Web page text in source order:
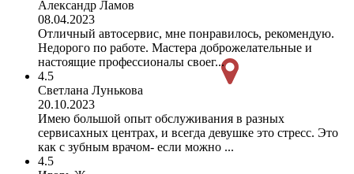
Александр Ламов
08.04.2023
Отличный автосервис, мне понравилось, рекомендую.
Недорого по работе. Мастера доброжелательные и
настоящие профессионалы своег...
4.5
Светлана Лунькова
20.10.2023
Имею большой опыт обслуживания в разных
сервисахных центрах, и всегда девушке это стресс. Это
как с зубным врачом- если можно ...
4.5